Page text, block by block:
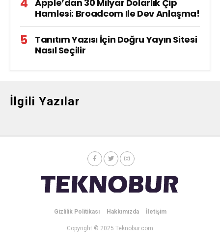
Apple’dan 30 Milyar Dolarlık Çip
Hamlesi: Broadcom Ile Dev Anlaşma!
Tanıtım Yazısı İçin Doğru Yayın Sitesi
Nasıl Seçilir
İlgili Yazılar
Gizlilik Politikası Hakkımızda İletişim
Copyright © 2025 Teknobur.com